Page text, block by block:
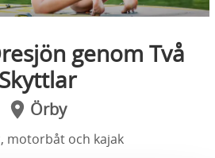
genom Två
Skyttlar
Örby
motorbåt och kajak